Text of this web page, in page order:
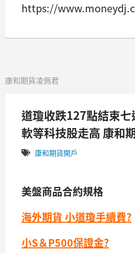
https://
康和期貨凌佩君
道瓊收跌127點結束
軟等科技股走高 康和
康和期貨開戶
美盤商品合約規格
海外期貨 小道瓊手續費?
小S＆P500保證金?